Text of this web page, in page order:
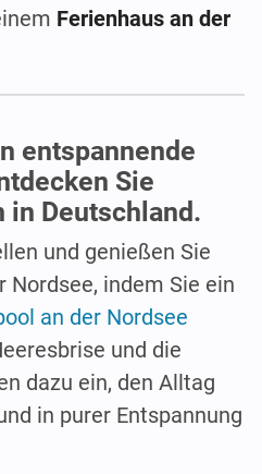
Ferienhaus an der
entspannende
Sie
in Deutschland.
und genießen Sie
indem Sie ein
an der Nordsee
und die
dazu ein, den Alltag
in purer Entspannung